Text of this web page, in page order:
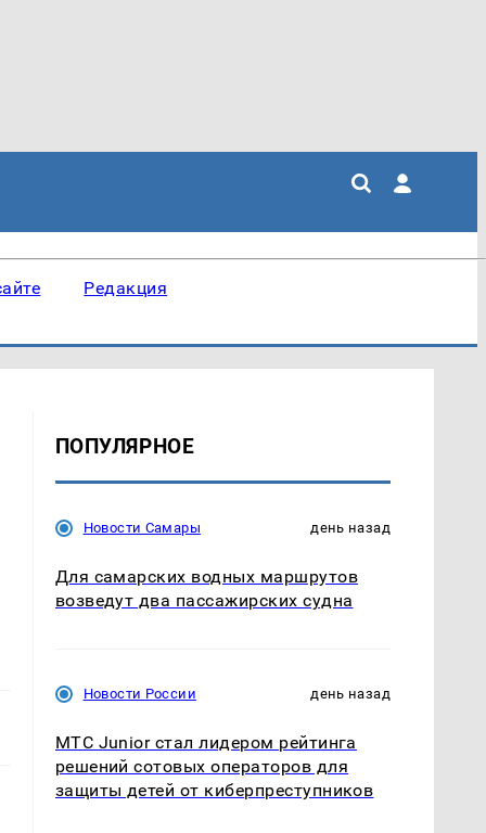
Редакция
ПОПУЛЯРНОЕ
Новости Самары день назад
Для самарских водных маршрутов
возведут два пассажирских судна
Новости России день назад
МТС Junior стал лидером рейтинга
решений сотовых операторов для
защиты детей от киберпреступников